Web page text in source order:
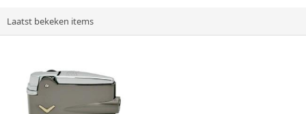
Laatst bekeken items